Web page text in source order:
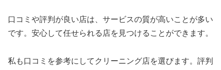
口コミや評判が良い店は、サービスの質が高いことが多い
です。安心して任せられる店を見つけることができます。
私も口コミを参考にしてクリーニング店を選びます。評判